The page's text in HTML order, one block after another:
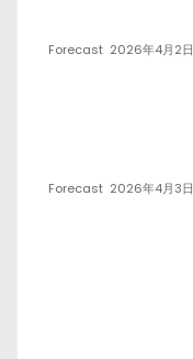
Forecast 2026年4月2日
Forecast 2026年4月3日